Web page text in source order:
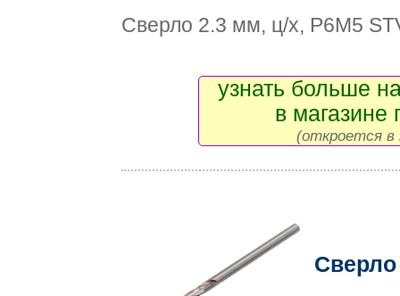
Сверло 2.3 мм, ц/х, Р6М5
узнать больше
в магазине
(откроется в